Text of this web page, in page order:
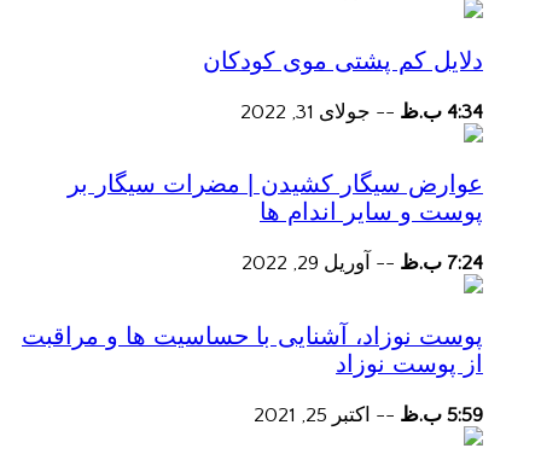
دلایل کم پشتی موی کودکان
4:34 ب.ظ -- جولای 31, 2022
عوارض سیگار کشیدن | مضرات سیگار بر
پوست و سایر اندام ها
7:24 ب.ظ -- آوریل 29, 2022
پوست نوزاد، آشنایی با حساسیت ها و مراقبت
از پوست نوزاد
5:59 ب.ظ -- اکتبر 25, 2021